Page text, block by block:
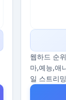
웹하드 순
마,예능,애
일 스트리